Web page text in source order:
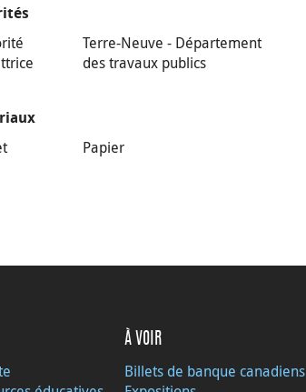
Terre-Neuve - Département
des travaux publics
Papier
À VOIR
Billets de banque canadiens